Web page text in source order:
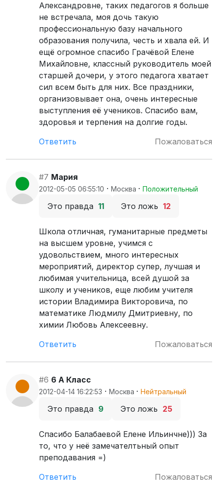
Александровне, таких педагогов я больше
не встречала, моя дочь такую
профессиональную базу начального
образования получила, честь и хвала ей. И
ещё огромное спасибо Грачёвой Елене
Михайловне, классный руководитель моей
старшей дочери, у этого педагога хватает
сил всем быть для них. Все праздники,
организовывает она, очень интересные
выступления её учеников. Спасибо вам,
здоровья и терпения на долгие годы.
Ответить
Пожаловаться
#7 Мария
2012-05-05 06:55:10 · Москва · Положительный
Это правда 11 Это ложь 12
Школа отличная, гуманитарные предметы
на высшем уровне, учимся с
удовольствием, много интересных
мероприятий, директор супер, лучшая и
любимая учительница, всей душой за
школу и учеников, еще любим учителя
истории Владимира Викторовича, по
математике Людмилу Дмитриевну, по
химии Любовь Алексеевну.
Ответить
Пожаловаться
#6 6 А Класс
2012-04-14 16:22:53 · Москва · Нейтральный
Это правда 9 Это ложь 25
Cпасибо Балабаевой Елене Ильинчне))) За
то, что у неё замечателтьный опыт
преподавания =)
Ответить
Пожаловаться